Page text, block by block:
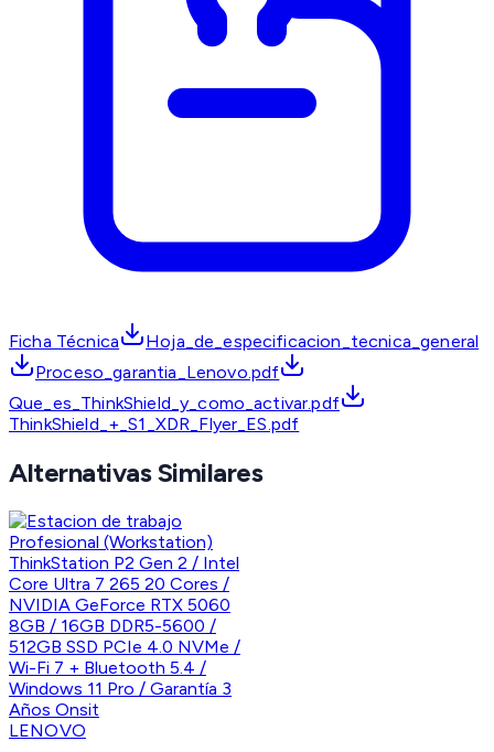
Ficha Técnica
Hoja_de_especificacion_tecnica_general
Proceso_garantia_Lenovo.pdf
Que_es_ThinkShield_y_como_activar.pdf
ThinkShield_+_S1_XDR_Flyer_ES.pdf
Alternativas Similares
LENOVO